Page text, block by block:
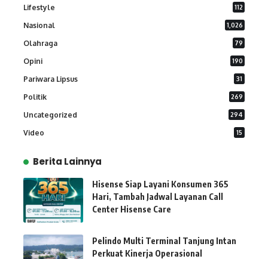
Lifestyle 112
Nasional 1,026
Olahraga 79
Opini 190
Pariwara Lipsus 31
Politik 269
Uncategorized 294
Video 15
Berita Lainnya
Hisense Siap Layani Konsumen 365
Hari, Tambah Jadwal Layanan Call
Center Hisense Care
Pelindo Multi Terminal Tanjung Intan
Perkuat Kinerja Operasional